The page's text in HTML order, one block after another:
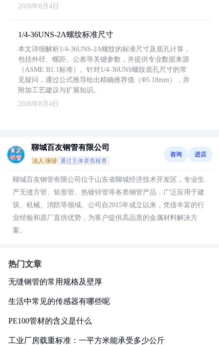
2026年8月4日
1/4-36UNS-2A螺纹标准尺寸
本文详细解析1/4-36UNS-2A螺纹的标准尺寸及底孔计算，
包括外径、螺距、公差等关键参数，并提供专业数据来源
（ASME B1.1标准）。针对1/4-36UNS螺纹底孔尺寸的常
见疑问，通过公式推导给出精确推荐值（Φ5.18mm），并
附加工艺建议与扩展知识。
2026年8月4日
聊城百友钢管有限公司
法人:张珍 通过主体资质核查
咨询 进店
聊城百友钢管有限公司位于山东省聊城经济技术开发区，专业生
产无缝方管、矩形管、热镀锌管等各类钢管产品，广泛应用于建
筑、机械、消防等领域。公司自2015年成立以来，凭借丰富的行
业经验和原厂直供优势，为客户提供高品质的金属材料解决方
案。
热门文章
无缝钢管的常用规格及壁厚
生活中常见的传感器有哪些呢
PE100管材的含义是什么
工业厂房载重标准：一平方米能承受多少公斤